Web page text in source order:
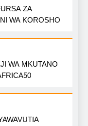
ZA
WA KOROSHO
WA MKUTANO